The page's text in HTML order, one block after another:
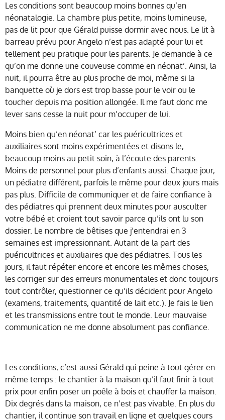
Les conditions sont beaucoup moins bonnes qu’en
néonatalogie. La chambre plus petite, moins lumineuse,
pas de lit pour que Gérald puisse dormir avec nous. Le lit à
barreau prévu pour Angelo n’est pas adapté pour lui et
tellement peu pratique pour les parents. Je demande à ce
qu’on me donne une couveuse comme en néonat’. Ainsi, la
nuit, il pourra être au plus proche de moi, même si la
banquette où je dors est trop basse pour le voir ou le
toucher depuis ma position allongée. Il me faut donc me
lever sans cesse la nuit pour m’occuper de lui.
Moins bien qu’en néonat’ car les puéricultrices et
auxiliaires sont moins expérimentées et disons le,
beaucoup moins au petit soin, à l’écoute des parents.
Moins de personnel pour plus d’enfants aussi. Chaque jour,
un pédiatre différent, parfois le même pour deux jours mais
pas plus. Difficile de communiquer et de faire confiance à
des pédiatres qui prennent deux minutes pour ausculter
votre bébé et croient tout savoir parce qu’ils ont lu son
dossier. Le nombre de bêtises que j’entendrai en 3
semaines est impressionnant. Autant de la part des
puéricultrices et auxiliaires que des pédiatres. Tous les
jours, il faut répéter encore et encore les mêmes choses,
les corriger sur des erreurs monumentales et donc toujours
tout contrôler, questionner ce qu’ils décident pour Angelo
(examens, traitements, quantité de lait etc.). Je fais le lien
et les transmissions entre tout le monde. Leur mauvaise
communication ne me donne absolument pas confiance.
Les conditions, c’est aussi Gérald qui peine à tout gérer en
même temps : le chantier à la maison qu’il faut finir à tout
prix pour enfin poser un poêle à bois et chauffer la maison.
Dix degrés dans la maison, ce n’est pas vivable. En plus du
chantier, il continue son travail en ligne et quelques cours